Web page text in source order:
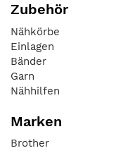
Zubehör
Nähkörbe
Einlagen
Bänder
Garn
Nähhilfen
Marken
Brother